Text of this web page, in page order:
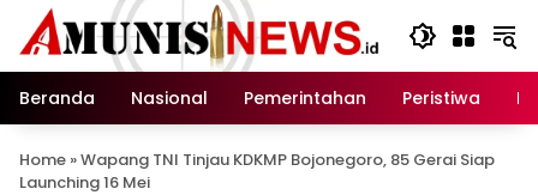
Langsung
konten
Beranda
Nasional Pemerintahan Peristiwa
Home »Wapang TNI Tinjau KDKMP Bojonegoro, 85 Gerai Siap
Launching 16 Mei